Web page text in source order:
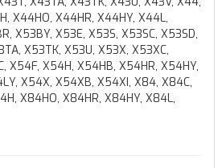
X44HO, X44HR, X44HY, X44L,
X53BY, X53E, X53S, X53SC, X53SD,
X53TK, X53U, X53X, X53XC,
X54F, X54H, X54HB, X54HR, X54HY,
X54X, X54XB, X54XI, X84, X84C,
X84HO, X84HR, X84HY, X84L,